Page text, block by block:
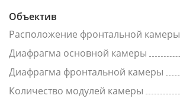
Объектив
Расположение фронтальной камеры
Диафрагма основной камеры
Диафрагма фронтальной камеры
Количество модулей камеры